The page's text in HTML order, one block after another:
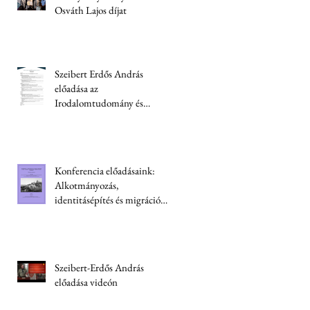
Osváth Lajos díjat
Szeibert Erdős András
előadása az
Irodalomtudomány és
Konferencia előadásaink:
Alkotmányozás,
identitásépítés és migráció
Szeibert-Erdős András
előadása videón